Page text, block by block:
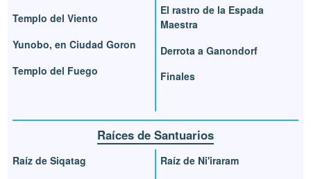
Templo del Viento
Yunobo, en Ciudad Goron
Templo del Fuego
El rastro de la Espada
Maestra
Derrota a Ganondorf
Finales
Raíces de Santuarios
Raíz de Siqatag
Raíz de Ni'iraram